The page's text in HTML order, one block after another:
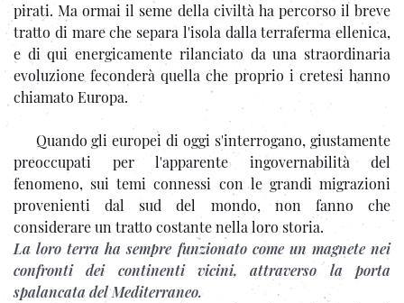
pirati. Ma ormai il seme della civiltà ha percorso il breve
tratto di mare che separa l'isola dalla terraferma ellenica,
e di qui energicamente rilanciato da una straordinaria
evoluzione feconderà quella che proprio i cretesi hanno
chiamato Europa.
Quando gli europei di oggi s'interrogano, giustamente
preoccupati per l'apparente ingovernabilità del
fenomeno, sui temi connessi con le grandi migrazioni
provenienti dal sud del mondo, non fanno che
considerare un tratto costante nella loro storia.
La loro terra ha sempre funzionato come un magnete nei
confronti dei continenti vicini, attraverso la porta
spalancata del Mediterraneo.